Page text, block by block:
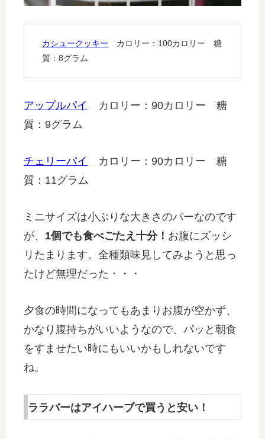
カシュークッキー カロリー：100カロリー 糖
質：8グラム
アップルパイ
カロリー：90カロリー 糖
質：9グラム
チェリーパイ
カロリー：90カロリー 糖
質：11グラム
ミニサイズは小ぶりな大きさのバーなのです
が、 1個でも食べごたえ十分！ お腹にズッシ
リたまります。全種類味見してみようと思っ
たけど無理だった・・・
夕食の時間になってもあまりお腹が空かず、
かなり腹持ちがいいようなので、パッと朝食
をすませたい時にもいいかもしれないです
ね。
ララバーはアイハーブで買うと安い！